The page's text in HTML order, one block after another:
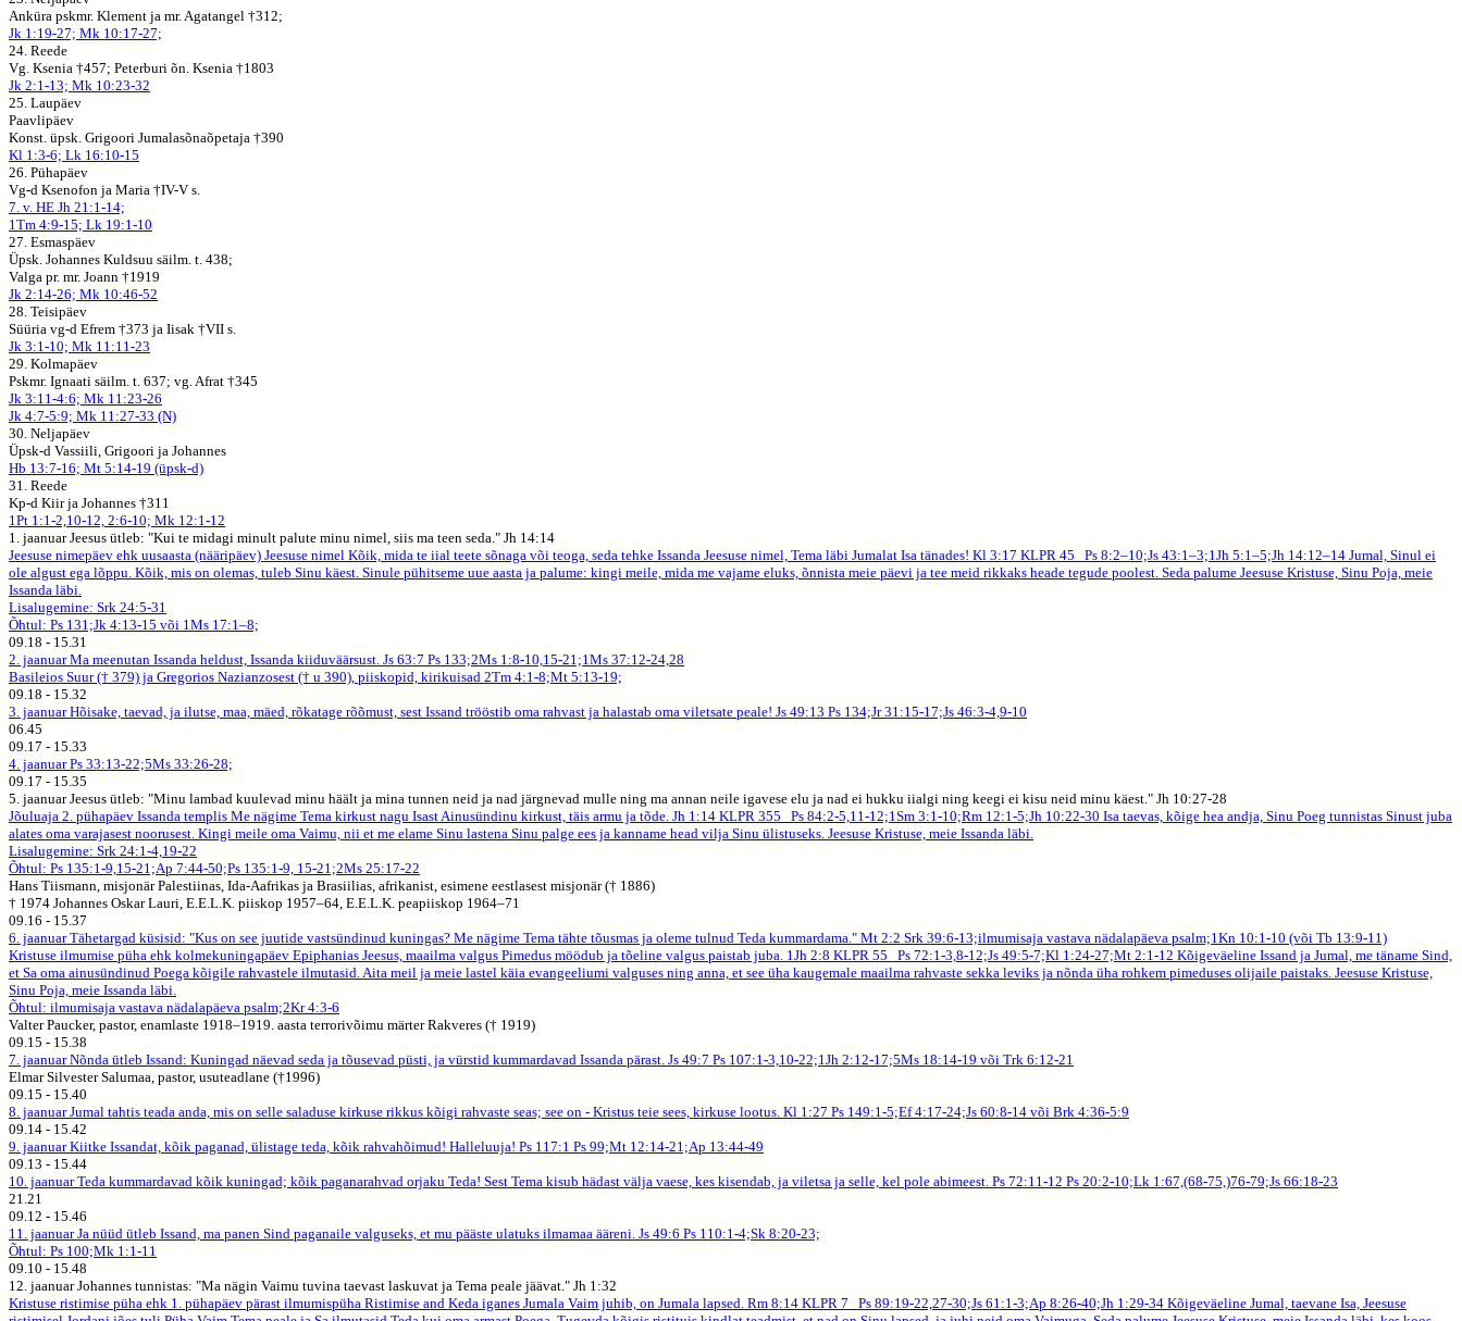
Anküra pskmr. Klement ja mr. Agatangel †312;
Jk 1:19-27; Mk 10:17-27;
24. Reede
Vg. Ksenia †457; Peterburi õn. Ksenia †1803
Jk 2:1-13; Mk 10:23-32
25. Laupäev
Paavlipäev
Konst. üpsk. Grigoori Jumalasõnaõpetaja †390
Kl 1:3-6; Lk 16:10-15
26. Pühapäev
Vg-d Ksenofon ja Maria †IV-V s.
7. v. HE Jh 21:1-14;
1Tm 4:9-15; Lk 19:1-10
27. Esmaspäev
Üpsk. Johannes Kuldsuu säilm. t. 438;
Valga pr. mr. Joann †1919
Jk 2:14-26; Mk 10:46-52
28. Teisipäev
Süüria vg-d Efrem †373 ja Iisak †VII s.
Jk 3:1-10; Mk 11:11-23
29. Kolmapäev
Pskmr. Ignaati säilm. t. 637; vg. Afrat †345
Jk 3:11-4:6; Mk 11:23-26
Jk 4:7-5:9; Mk 11:27-33 (N)
30. Neljapäev
Üpsk-d Vassiili, Grigoori ja Johannes
Hb 13:7-16; Mt 5:14-19 (üpsk-d)
31. Reede
Kp-d Kiir ja Johannes †311
1Pt 1:1-2,10-12, 2:6-10; Mk 12:1-12
1. jaanuarJeesus ütleb: "Kui te midagi minult palute minu nimel, siis ma teen seda." Jh 14:14
Jeesuse nimepäev ehk uusaasta (nääripäev) Jeesuse nimel Kõik, mida te iial teete sõnaga või teoga, seda tehke Issanda Jeesuse nimel, Tema läbi Jumalat Isa tänades! Kl 3:17 KLPR 45 Ps 8:2–10;Js 43:1–3;1Jh 5:1–5;Jh 14:12–14 Jumal, Sinul ei
ole algust ega lõppu. Kõik, mis on olemas, tuleb Sinu käest. Sinule pühitseme uue aasta ja palume: kingi meile, mida me vajame eluks, õnnista meie päevi ja tee meid rikkaks heade tegude poolest. Seda palume Jeesuse Kristuse, Sinu Poja, meie
Issanda läbi.
Lisalugemine: Srk 24:5-31
Õhtul: Ps 131;Jk 4:13-15 või 1Ms 17:1–8;
09.18 - 15.31
2. jaanuarMa meenutan Issanda heldust, Issanda kiiduväärsust. Js 63:7 Ps 133;2Ms 1:8-10,15-21;1Ms 37:12-24,28
Basileios Suur († 379) ja Gregorios Nazianzosest († u 390), piiskopid, kirikuisad 2Tm 4:1-8;Mt 5:13-19;
09.18 - 15.32
3. jaanuarHõisake, taevad, ja ilutse, maa, mäed, rõkatage rõõmust, sest Issand trööstib oma rahvast ja halastab oma viletsate peale! Js 49:13 Ps 134;Jr 31:15-17;Js 46:3-4,9-10
06.45
09.17 - 15.33
4. jaanuarPs 33:13-22;5Ms 33:26-28;
09.17 - 15.35
5. jaanuarJeesus ütleb: "Minu lambad kuulevad minu häält ja mina tunnen neid ja nad järgnevad mulle ning ma annan neile igavese elu ja nad ei hukku iialgi ning keegi ei kisu neid minu käest." Jh 10:27-28
Jõuluaja 2. pühapäev Issanda templis Me nägime Tema kirkust nagu Isast Ainusündinu kirkust, täis armu ja tõde. Jh 1:14 KLPR 355 Ps 84:2-5,11-12;1Sm 3:1-10;Rm 12:1-5;Jh 10:22-30 Isa taevas, kõige hea andja, Sinu Poeg tunnistas Sinust juba
alates oma varajasest noorusest. Kingi meile oma Vaimu, nii et me elame Sinu lastena Sinu palge ees ja kanname head vilja Sinu ülistuseks. Jeesuse Kristuse, meie Issanda läbi.
Lisalugemine: Srk 24:1-4,19-22
Õhtul: Ps 135:1-9,15-21;Ap 7:44-50;Ps 135:1-9, 15-21;2Ms 25:17-22
Hans Tiismann, misjonär Palestiinas, Ida-Aafrikas ja Brasiilias, afrikanist, esimene eestlasest misjonär († 1886)
† 1974 Johannes Oskar Lauri, E.E.L.K. piiskop 1957–64, E.E.L.K. peapiiskop 1964–71
09.16 - 15.37
6. jaanuarTähetargad küsisid: "Kus on see juutide vastsündinud kuningas? Me nägime Tema tähte tõusmas ja oleme tulnud Teda kummardama." Mt 2:2 Srk 39:6-13;ilmumisaja vastava nädalapäeva psalm;1Kn 10:1-10 (või Tb 13:9-11)
Kristuse ilmumise püha ehk kolmekuningapäev Epiphanias Jeesus, maailma valgus Pimedus möödub ja tõeline valgus paistab juba. 1Jh 2:8 KLPR 55 Ps 72:1-3,8-12;Js 49:5-7;Kl 1:24-27;Mt 2:1-12 Kõigeväeline Issand ja Jumal, me täname Sind,
et Sa oma ainusündinud Poega kõigile rahvastele ilmutasid. Aita meil ja meie lastel käia evangeeliumi valguses ning anna, et see üha kaugemale maailma rahvaste sekka leviks ja nõnda üha rohkem pimeduses olijaile paistaks. Jeesuse Kristuse,
Sinu Poja, meie Issanda läbi.
Õhtul: ilmumisaja vastava nädalapäeva psalm;2Kr 4:3-6
Valter Paucker, pastor, enamlaste 1918–1919. aasta terrorivõimu märter Rakveres († 1919)
09.15 - 15.38
7. jaanuarNõnda ütleb Issand: Kuningad näevad seda ja tõusevad püsti, ja vürstid kummardavad Issanda pärast. Js 49:7 Ps 107:1-3,10-22;1Jh 2:12-17;5Ms 18:14-19 või Trk 6:12-21
Elmar Silvester Salumaa, pastor, usuteadlane (†1996)
09.15 - 15.40
8. jaanuarJumal tahtis teada anda, mis on selle saladuse kirkuse rikkus kõigi rahvaste seas; see on - Kristus teie sees, kirkuse lootus. Kl 1:27 Ps 149:1-5;Ef 4:17-24;Js 60:8-14 või Brk 4:36-5:9
09.14 - 15.42
9. jaanuarKiitke Issandat, kõik paganad, ülistage teda, kõik rahvahõimud! Halleluuja! Ps 117:1 Ps 99;Mt 12:14-21;Ap 13:44-49
09.13 - 15.44
10. jaanuarTeda kummardavad kõik kuningad; kõik paganarahvad orjaku Teda! Sest Tema kisub hädast välja vaese, kes kisendab, ja viletsa ja selle, kel pole abimeest. Ps 72:11-12 Ps 20:2-10;Lk 1:67,(68-75,)76-79;Js 66:18-23
21.21
09.12 - 15.46
11. jaanuarJa nüüd ütleb Issand, ma panen Sind paganaile valguseks, et mu pääste ulatuks ilmamaa ääreni. Js 49:6 Ps 110:1-4;Sk 8:20-23;
Õhtul: Ps 100;Mk 1:1-11
09.10 - 15.48
12. jaanuarJohannes tunnistas: "Ma nägin Vaimu tuvina taevast laskuvat ja Tema peale jäävat." Jh 1:32
Kristuse ristimise püha ehk 1. pühapäev pärast ilmumispüha Ristimise and Keda iganes Jumala Vaim juhib, on Jumala lapsed. Rm 8:14 KLPR 7 Ps 89:19-22,27-30;Js 61:1-3;Ap 8:26-40;Jh 1:29-34 Kõigeväeline Jumal, taevane Isa, Jeesuse